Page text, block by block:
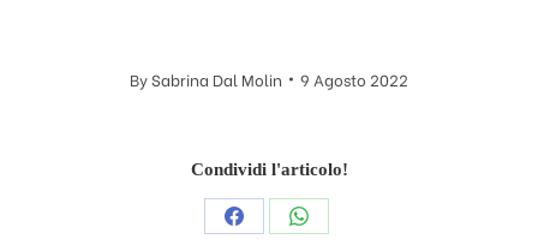
BySabrina Dal Molin 9 Agosto 2022
Condividi l'articolo!
CondividiCondividi